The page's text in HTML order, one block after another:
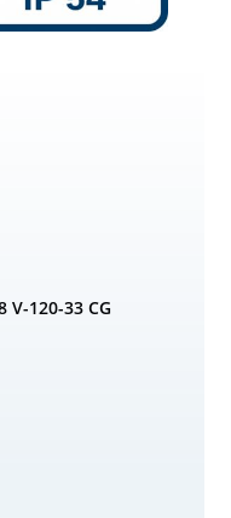
V-120-33 CG